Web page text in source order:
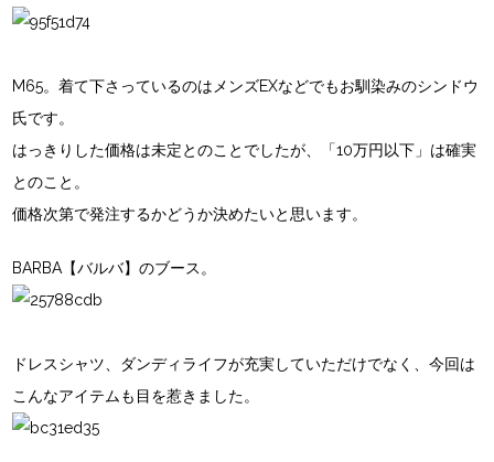
M65。着て下さっているのはメンズEXなどでもお馴染みのシンドウ
氏です。
はっきりした価格は未定とのことでしたが、「10万円以下」は確実
とのこと。
価格次第で発注するかどうか決めたいと思います。
BARBA【バルバ】のブース。
ドレスシャツ、ダンディライフが充実していただけでなく、今回は
こんなアイテムも目を惹きました。